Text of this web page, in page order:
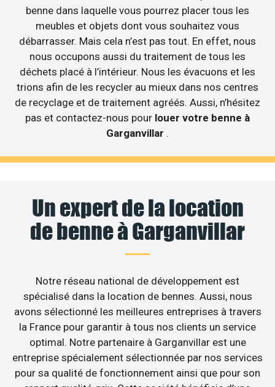
benne dans laquelle vous pourrez placer tous les
meubles et objets dont vous souhaitez vous
débarrasser. Mais cela n’est pas tout. En effet, nous
nous occupons aussi du traitement de tous les
déchets placé à l’intérieur. Nous les évacuons et les
trions afin de les recycler au mieux dans nos centres
de recyclage et de traitement agréés. Aussi, n’hésitez
pas et contactez-nous pour louer votre benne à
Garganvillar .
Un expert de la location
de benne à Garganvillar
Notre réseau national de développement est
spécialisé dans la location de bennes. Aussi, nous
avons sélectionné les meilleures entreprises à travers
la France pour garantir à tous nos clients un service
optimal. Notre partenaire à Garganvillar est une
entreprise spécialement sélectionnée par nos services
pour sa qualité de fonctionnement ainsi que pour son